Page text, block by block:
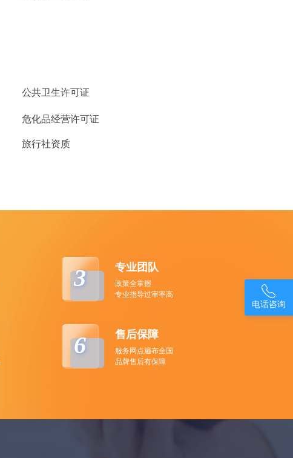
公共卫生许可证
危化品经营许可证
旅行社资质
3 专业团队
政策全掌握
专业指导过审率高
6 售后保障
服务网点遍布全国
品牌售后有保障

电话咨询